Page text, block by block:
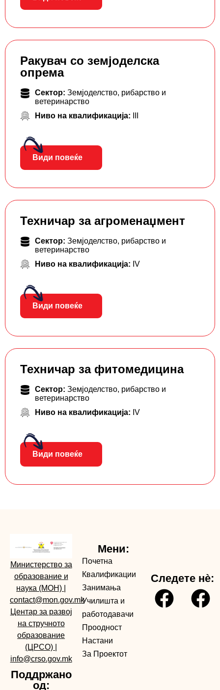
Ракувач со земјоделска
опрема
Сектор: Земјоделство, рибарство и
ветеринарство
Ниво на квалификација:
Види повеќе
Техничар за агроменаџмент
Сектор: Земјоделство, рибарство и
ветеринарство
Ниво на квалификација: IV
Види повеќе
Техничар за фитомедицина
Сектор: Земјоделство, рибарство и
ветеринарство
Ниво на квалификација: IV
Види повеќе
Министерство за
образование и
наука (МОН)
contact@mon.gov.mk
Центар за развој
на стручното
образование
(ЦРСО)
info@crso.gov.mk
Поддржано
од:
Мени:
Почетна
Квалификации
Занимања
Училишта и
работодавачи
Проодност
Настани
За Проектот
Следете нè: